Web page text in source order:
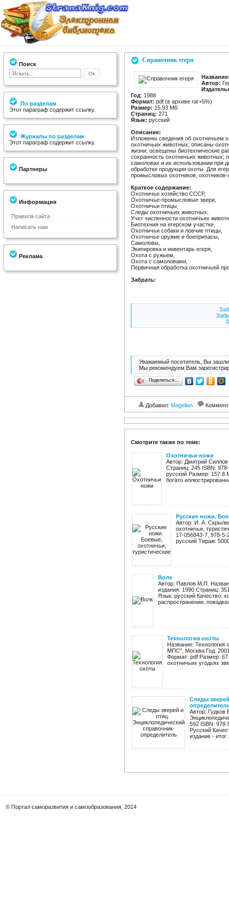
Поиск
По разделам
Этот параграф содержит ссылку.
Журналы по разделам
Этот параграф содержит ссылку.
Партнеры
Информация
Правила сайта
Написать нам
Реклама
Справочник егеря
Автор:
Год: 1988
Формат: pdf (в архиве rar+5%)
Размер: 15,93 Мб
Страниц: 271
Язык: русский
Описание:
Изложены сведения об охотничьем
охотничьих животных; описаны
жизни; освещены биотехнические
сохранность охотничьих животных;
самоловах и их использовании при
обработке продукции охоты. Для
промысловых охотников,
Краткое содержание:
Охотничье хозяйство СССР,
Охотничье-промысловые звери,
Охотничьи птицы,
Следы охотничьих животных,
Учет численности охотничьих
Биотехния на егерском участке,
Охотничьи собаки и ловчие птицы,
Охотничье оружие и боеприпасы,
Самоловы,
Экипировка и инвентарь егеря,
Охота с ружьем,
Охота с самоловами,
Первичная обработка охотничьей
Забрать:
Уважаемый посетитель, Вы зашли
Мы рекомендуем Вам
Поделиться…
Добавил: Magellan
Смотрите также по теме:
Охотничьи ножи
Автор: Дмитрий
Страниц: 245 ISBN:
русский Размер: 157.8
богато
Русские ножи.
Автор: И. А.
охотничьи,
17-056843-7, 978-
русский Тираж:
Волк
Автор: Павлов М.П.
издания: 1990 Страниц:
Язык: русский Качество:
распространении,
Технология охоты
Название:
МПС", Москва Год:
Формат: pdf Размер:
охотничьих угодьях
Следы
Автор: Гудков
592 ISBN:
Русский
издание - итог
© Портал саморазвития и самообразования, 2014